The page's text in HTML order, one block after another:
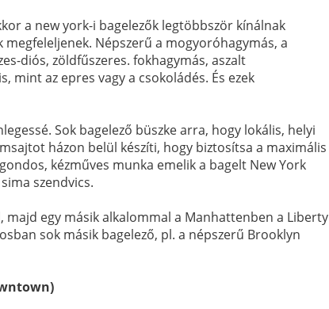
a new york-i bagelezők legtöbbször kínálnak
Népszerű a mogyoróhagymás, a
diós, zöldfűszeres. fokhagymás, aszalt
mint az epres vagy a csokoládés. És ezek
Sok bagelező büszke arra, hogy lokális, helyi
házon belül készíti, hogy biztosítsa a maximális
kézműves munka emelik a bagelt New York
szendvics.
majd egy másik alkalommal a Manhattenben a Liberty
sok másik bagelező, pl. a népszerű Brooklyn